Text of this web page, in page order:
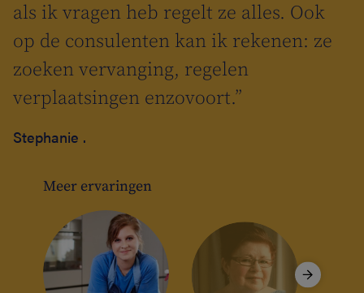
als ik vragen heb regelt ze alles. Ook
op de consulenten kan ik rekenen: ze
zoeken vervanging, regelen
verplaatsingen enzovoort.”
Stephanie .
Meer ervaringen